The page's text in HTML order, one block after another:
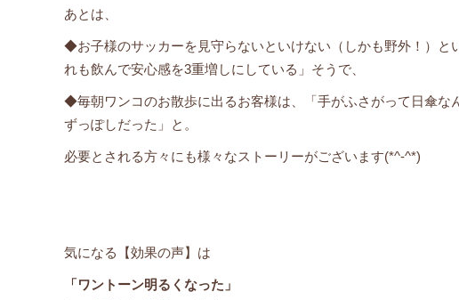
あとは、
◆お子様のサッカーを見守らないといけない（しかも野外！）と
れも飲んで安心感を3重増しにしている」そうで、
◆毎朝ワンコのお散歩に出るお客様は、「手がふさがって日傘
ずっぽしだった」と。
必要とされる方々にも様々なストーリーがございます(*^-^*)
気になる【効果の声】は
「ワントーン明るくなった」